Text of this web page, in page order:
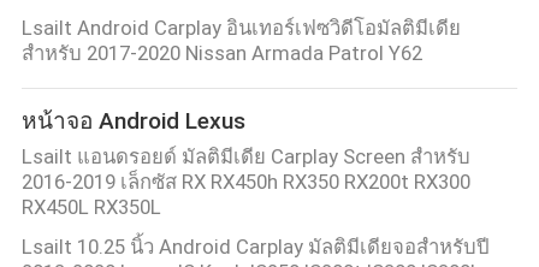
Lsailt Android Carplay อินเทอร์เฟซวิดีโอมัลติมีเดีย
สำหรับ 2017-2020 Nissan Armada Patrol Y62
หน้าจอ Android Lexus
Lsailt แอนดรอยด์ มัลติมีเดีย Carplay Screen สําหรับ
2016-2019 เล็กซัส RX RX450h RX350 RX200t RX300
RX450L RX350L
Lsailt 10.25 นิ้ว Android Carplay มัลติมีเดียจอสําหรับปี